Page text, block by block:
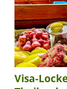
Visa-